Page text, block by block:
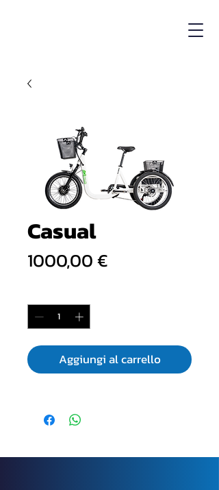
Casual
1000,00 €Prezzo
Aggiungi al carrello